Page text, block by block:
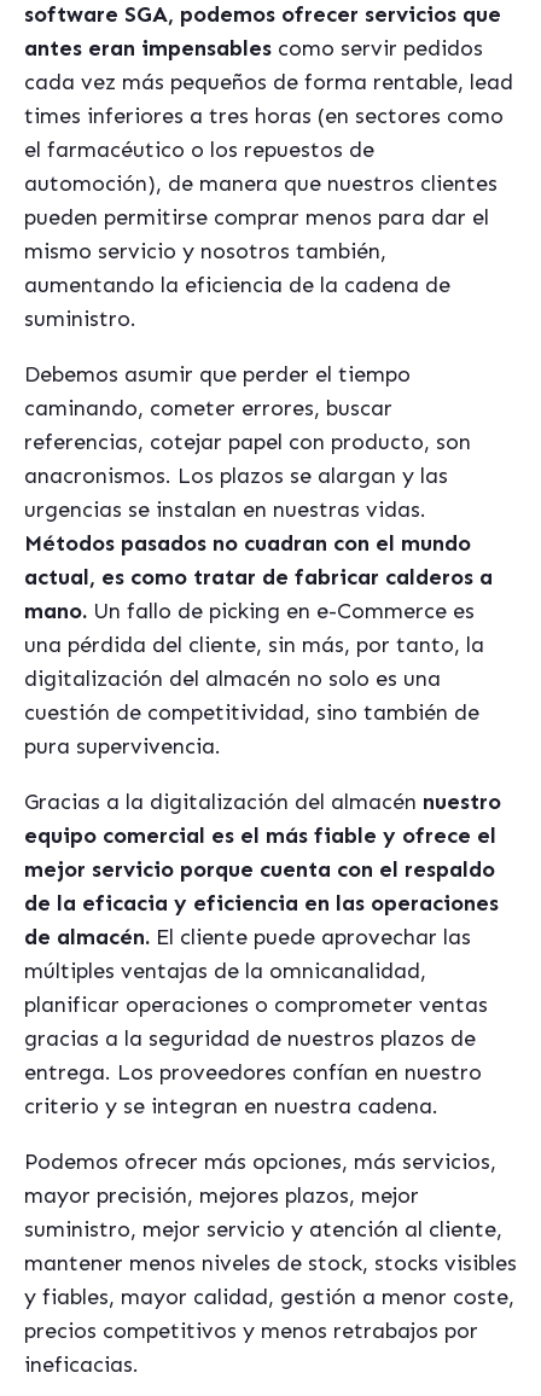
software SGA, podemos ofrecer servicios que
antes eran impensables como servir pedidos
cada vez más pequeños de forma rentable, lead
times inferiores a tres horas (en sectores como
el farmacéutico o los repuestos de
automoción), de manera que nuestros clientes
pueden permitirse comprar menos para dar el
mismo servicio y nosotros también,
aumentando la eficiencia de la cadena de
suministro.
Debemos asumir que perder el tiempo
caminando, cometer errores, buscar
referencias, cotejar papel con producto, son
anacronismos. Los plazos se alargan y las
urgencias se instalan en nuestras vidas.
Métodos pasados no cuadran con el mundo
actual, es como tratar de fabricar calderos a
mano. Un fallo de picking en e-Commerce es
una pérdida del cliente, sin más, por tanto, la
digitalización del almacén no solo es una
cuestión de competitividad, sino también de
pura supervivencia.
Gracias a la digitalización del almacén nuestro
equipo comercial es el más fiable y ofrece el
mejor servicio porque cuenta con el respaldo
de la eficacia y eficiencia en las operaciones
de almacén. El cliente puede aprovechar las
múltiples ventajas de la omnicanalidad,
planificar operaciones o comprometer ventas
gracias a la seguridad de nuestros plazos de
entrega. Los proveedores confían en nuestro
criterio y se integran en nuestra cadena.
Podemos ofrecer más opciones, más servicios,
mayor precisión, mejores plazos, mejor
suministro, mejor servicio y atención al cliente,
mantener menos niveles de stock, stocks visibles
y fiables, mayor calidad, gestión a menor coste,
precios competitivos y menos retrabajos por
ineficacias.